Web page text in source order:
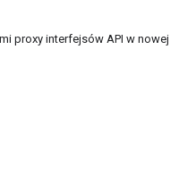
proxy interfejsów API w nowej